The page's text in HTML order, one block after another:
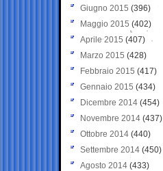
Giugno 2015 (396)
Maggio 2015 (402)
Aprile 2015 (407)
Marzo 2015 (428)
Febbraio 2015 (417)
Gennaio 2015 (434)
Dicembre 2014 (454)
Novembre 2014 (437)
Ottobre 2014 (440)
Settembre 2014 (450)
Agosto 2014 (433)